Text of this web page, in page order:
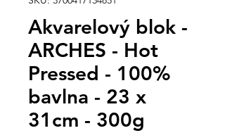
Akvarelový blok -
ARCHES - Hot
Pressed - 100%
bavlna - 23 x
31cm - 300g